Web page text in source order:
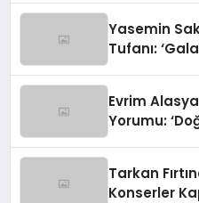
Yasemin
Tufanı:
Evrim
Yorumu:
Tarkan
Konserler